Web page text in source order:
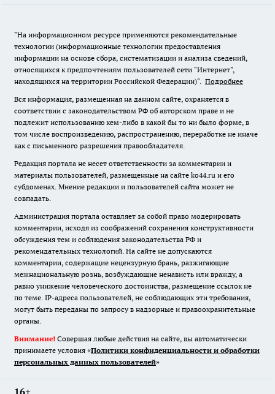
"На информационном ресурсе применяются рекомендательные
технологии (информационные технологии предоставления
информации на основе сбора, систематизации и анализа сведений,
относящихся к предпочтениям пользователей сети "Интернет",
находящихся на территории Российской Федерации)". Подробнее
Вся информация, размещенная на данном сайте, охраняется в
соответствии с законодательством РФ об авторском праве и не
подлежит использованию кем-либо в какой бы то ни было форме, в
том числе воспроизведению, распространению, переработке не иначе
как с письменного разрешения правообладателя.
Редакция портала не несет ответственности за комментарии и
материалы пользователей, размещенные на сайте ko44.ru и его
субдоменах. Мнение редакции и пользователей сайта может не
совпадать.
Администрация портала оставляет за собой право модерировать
комментарии, исходя из соображений сохранения конструктивности
обсуждения тем и соблюдения законодательства РФ и
рекомендательных технологий. На сайте не допускаются
комментарии, содержащие нецензурную брань, разжигающие
межнациональную рознь, возбуждающие ненависть или вражду, а
равно унижение человеческого достоинства, размещение ссылок не
по теме. IP-адреса пользователей, не соблюдающих эти требования,
могут быть переданы по запросу в надзорные и правоохранительные
органы.
Внимание! Совершая любые действия на сайте, вы автоматически
принимаете условия «Политики конфиденциальности и обработки
персональных данных пользователей»